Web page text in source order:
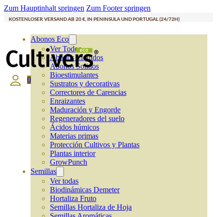
Zum Hauptinhalt springen Zum Footer springen
KOSTENLOSER VERSAND AB 20 €, IN PENINSULA UND PORTUGAL (24/72H)
Abonos Eco
Ver Todos
Abonos Líquidos
Abonos Solidos
Bioestimulantes
Sustratos y decorativas
Correctores de Carencias
Enraizantes
Maduración y Engorde
Regeneradores del suelo
Ácidos húmicos
Materias primas
Protección Cultivos y Plantas
Plantas interior
GrowPunch
Semillas
Ver todas
Biodinámicas Demeter
Hortaliza Fruto
Semillas Hortaliza de Hoja
0